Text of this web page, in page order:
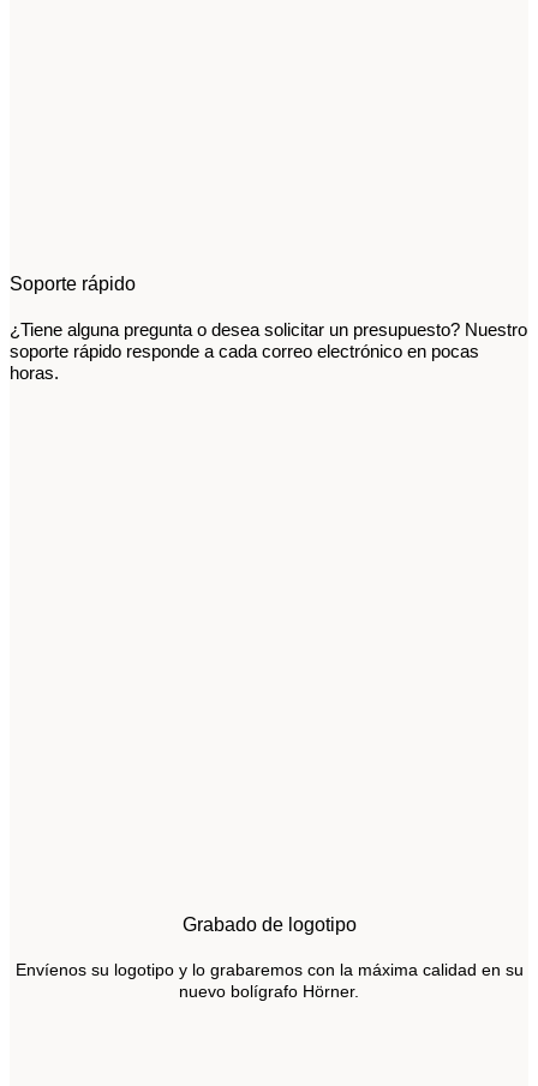
Soporte rápido
¿Tiene alguna pregunta o desea solicitar un presupuesto? Nuestro
soporte rápido responde a cada correo electrónico en pocas
horas.
Grabado de logotipo
Envíenos su logotipo y lo grabaremos con la máxima calidad en su
nuevo bolígrafo Hörner.